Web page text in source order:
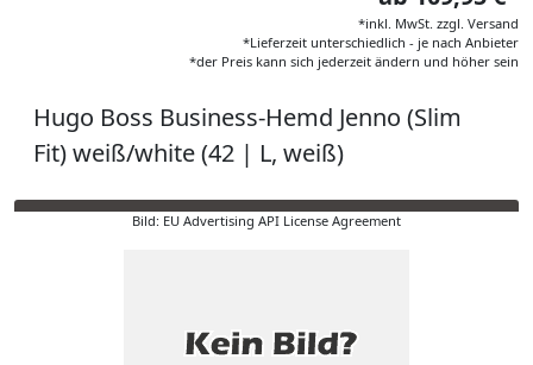
*inkl. MwSt. zzgl. Versand
*Lieferzeit unterschiedlich - je nach Anbieter
*der Preis kann sich jederzeit ändern und höher sein
Hugo Boss Business-Hemd Jenno (Slim
Fit) weiß/white (42 | L, weiß)
Bild: EU Advertising API License Agreement